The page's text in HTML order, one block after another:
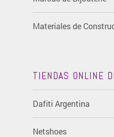
Materiales de
TIENDAS ONLINE
Dafiti Argentina
Netshoes